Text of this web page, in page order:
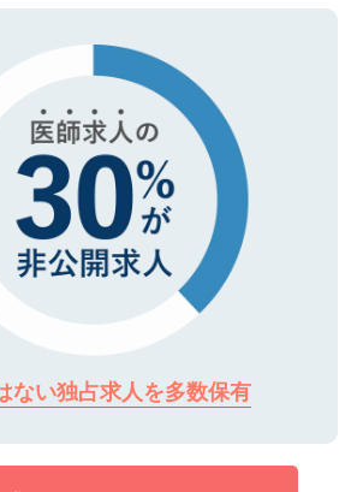
持に関してもご安心ください。
はご登録ください。
ない独占求人を多数保有